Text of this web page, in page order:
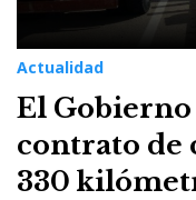
Actualidad
El
contrato de
330